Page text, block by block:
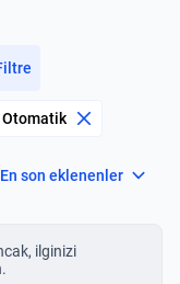
Otomatik
En son eklenenler
ilginizi